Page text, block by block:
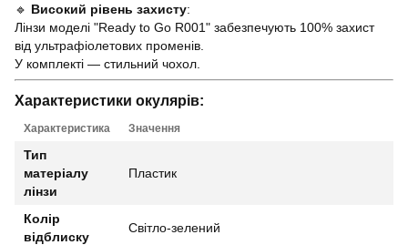
🔹 Високий рівень захисту:
Лінзи моделі "Ready to Go R001" забезпечують 100% захист
від ультрафіолетових променів.
У комплекті — стильний чохол.
Характеристики окулярів:
Характеристика Значення
Тип
матеріалу
лінзи
Пластик
Колір
відблиску
Світло-зелений